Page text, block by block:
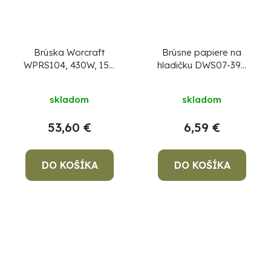
Brúska Worcraft
WPRS104, 430W, 150
skladom
53,60 €
DO KOŠÍKA
Brúsne papiere na
hladičku DWS07-390
skladom
6,59 €
DO KOŠÍKA